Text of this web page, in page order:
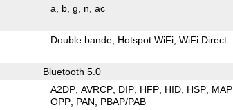
a b g n ac
Double bande Hotspot WiFi WiFi Direct
Bluetooth 5.0
A2DP AVRCP DIP HFP HID HSP MAP
OPP PAN PBAP/PAB